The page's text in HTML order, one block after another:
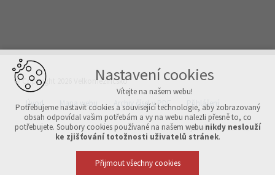
© Copyright 2026 Velkomeziříčsko
Úvod Mapa webu Archiv čísel v PDF Přihlášení
Vytvořeno v xart.cz
Nastavení cookies
Vítejte na našem webu!
Potřebujeme nastavit cookies a související technologie, aby zobrazovaný
obsah odpovídal vašim potřebám a vy na webu nalezli přesně to, co
potřebujete. Soubory cookies používané na našem webu nikdy neslouží
ke zjišťování totožnosti uživatelů stránek.
Přijmout všechny cookies